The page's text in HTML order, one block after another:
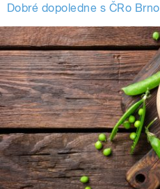
Dobré dopoledne s ČRo Brno